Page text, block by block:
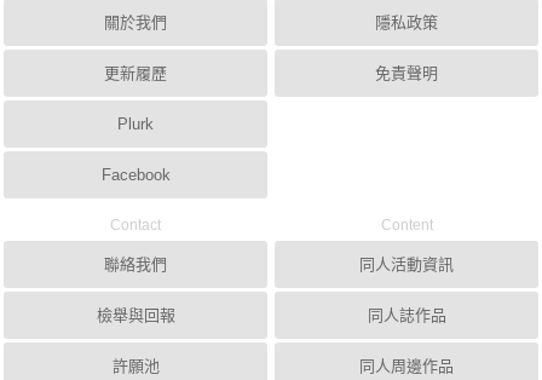
關於我們
更新履歷
Plurk
Facebook
隱私政策
免責聲明
Contact
聯絡我們
檢舉與回報
許願池
Content
同人活動資訊
同人誌作品
同人周邊作品